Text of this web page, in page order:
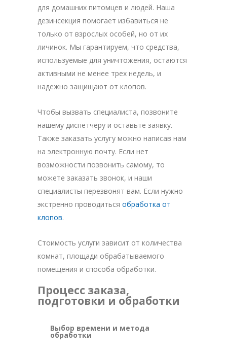
для домашних питомцев и людей. Наша
дезинсекция помогает избавиться не
только от взрослых особей, но от их
личинок. Мы гарантируем, что средства,
используемые для уничтожения, остаются
активными не менее трех недель, и
надежно защищают от клопов.
Чтобы вызвать специалиста, позвоните
нашему диспетчеру и оставьте заявку.
Также заказать услугу можно написав нам
на электронную почту. Если нет
возможности позвонить самому, то
можете заказать звонок, и наши
специалисты перезвонят вам. Если нужно
экстренно проводиться обработка от
клопов.
Стоимость услуги зависит от количества
комнат, площади обрабатываемого
помещения и способа обработки.
Процесс заказа,
подготовки и обработки
Выбор времени и метода
обработки